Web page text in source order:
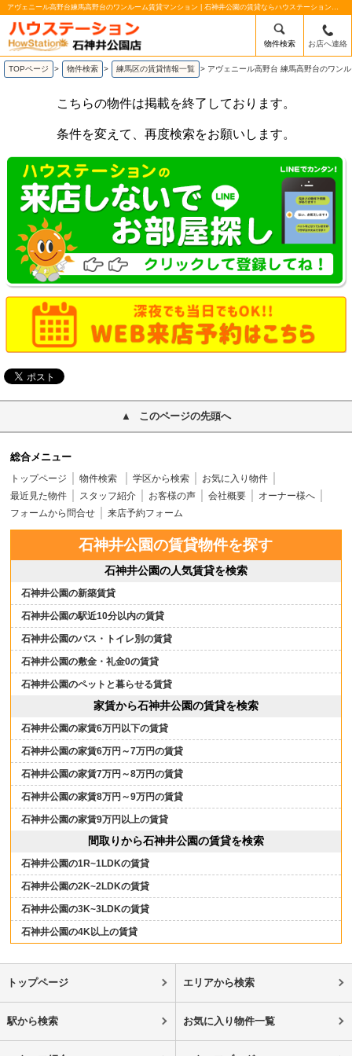
アヴェニール高野台練馬高野台のワンルーム賃貸マンション | 石神井公園の賃貸ならハウステーション石神井公園店
物件検索 お店へ連絡
TOPページ > 物件検索 > 練馬区の賃貸情報一覧 > アヴェニール高野台 練馬高野台のワン
こちらの物件は掲載を終了しております。
条件を変えて、再度検索をお願いします。
このページの先頭へ
総合メニュー
トップページ 物件検索 学区から検索
お気に入り物件
最近見た物件
スタッフ紹介 お客様の声 会社概要
オーナー様へ
フォームから問合せ
来店予約フォーム
石神井公園の賃貸物件を探す
石神井公園の人気賃貸を検索
石神井公園の新築賃貸
石神井公園の駅近10分以内の賃貸
石神井公園のバス・トイレ別の賃貸
石神井公園の敷金・礼金0の賃貸
石神井公園のペットと暮らせる賃貸
家賃から石神井公園の賃貸を検索
石神井公園の家賃6万円以下の賃貸
石神井公園の家賃6万円～7万円の賃貸
石神井公園の家賃7万円～8万円の賃貸
石神井公園の家賃8万円～9万円の賃貸
石神井公園の家賃9万円以上の賃貸
間取りから石神井公園の賃貸を検索
石神井公園の1R~1LDKの賃貸
石神井公園の2K~2LDKの賃貸
石神井公園の3K~3LDKの賃貸
石神井公園の4K以上の賃貸
トップページ エリアから検索
駅から検索 お気に入り物件一覧